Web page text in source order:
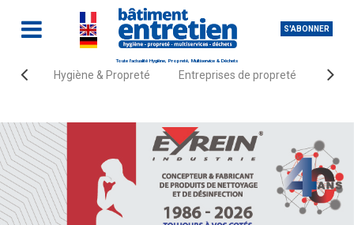
S'ABONNER
Toute l'actualité Hygiène, Propreté, Multiservice & Déchets
Hygiène & Propreté Entreprises de propreté
Accueil Actualités